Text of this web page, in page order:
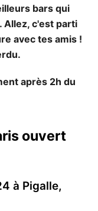
bars qui
Allez, c'est parti
avec tes amis !
après 2h du
ouvert
à Pigalle,